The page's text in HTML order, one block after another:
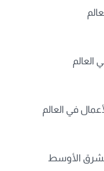
العالم
في العالم
الأوسط